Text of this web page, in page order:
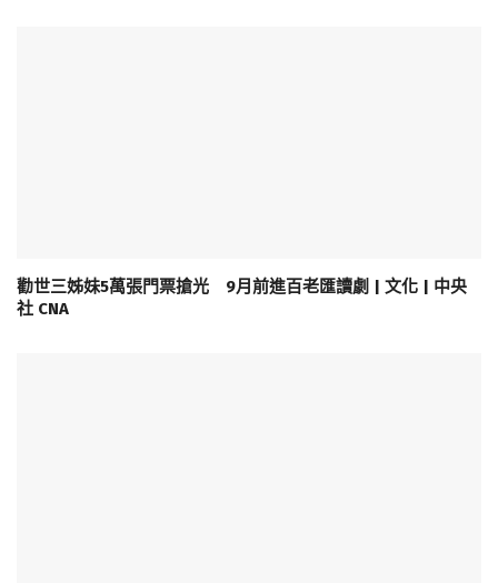
勸世三姊妹5萬張門票搶光 9月前進百老匯讀劇 | 文化 | 中央
社 CNA